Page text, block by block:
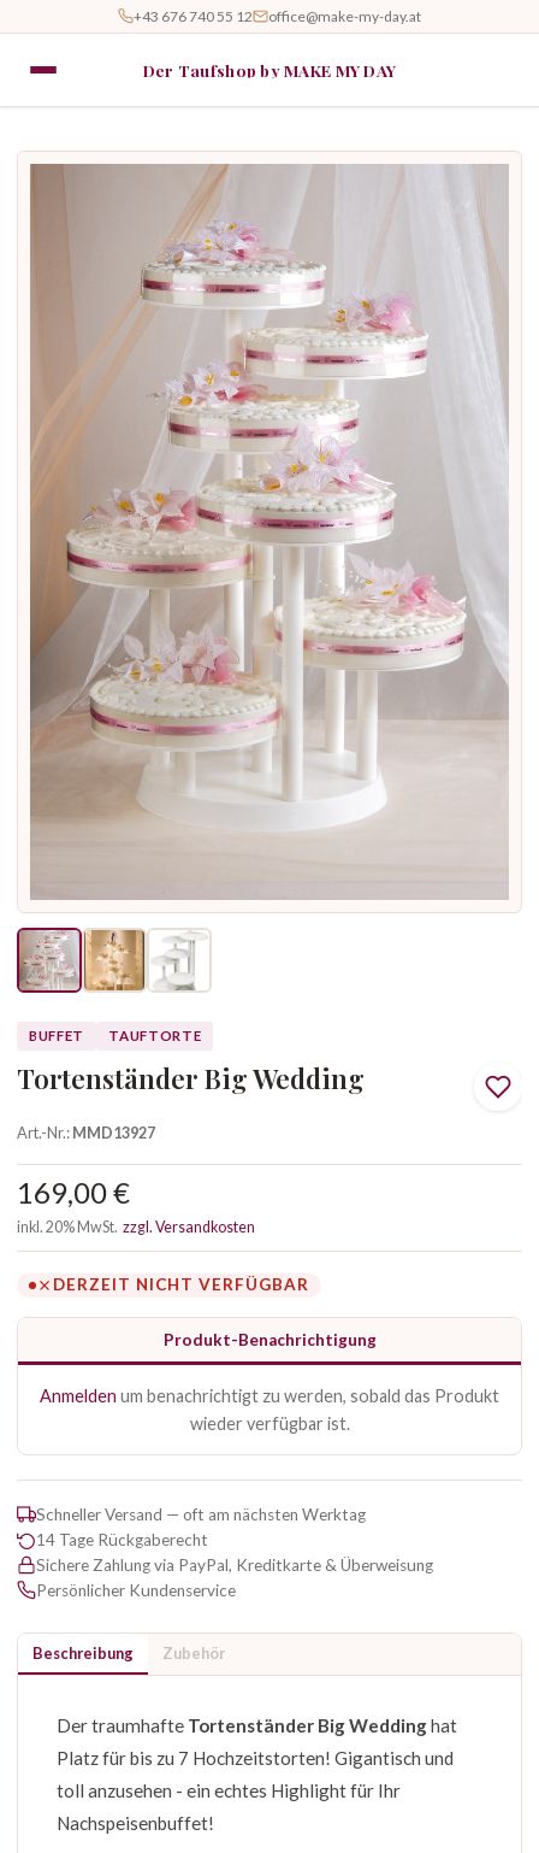
+43 676 740 55 12 office@make-my-day.at
Der Taufshop by MAKE MY DAY
BUFFET TAUFTORTE
Tortenständer Big Wedding
Art.-Nr.:MMD13927
169,00 €
inkl. 20% MwSt. zzgl. Versandkosten
DERZEIT NICHT VERFÜGBAR
Produkt-Benachrichtigung
Anmelden um benachrichtigt zu werden, sobald das Produkt
wieder verfügbar ist.
Schneller Versand — oft am nächsten Werktag
14 Tage Rückgaberecht
Sichere Zahlung via PayPal, Kreditkarte & Überweisung
Persönlicher Kundenservice
Beschreibung Zubehör
Der traumhafte Tortenständer Big Weddinghat
Platz für bis zu 7 Hochzeitstorten! Gigantisch und
toll anzusehen - ein echtes Highlight für Ihr
Nachspeisenbuffet!